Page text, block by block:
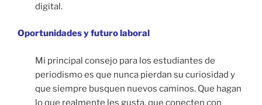
digital.
Oportunidades y futuro laboral
Mi principal consejo para los estudiantes de
periodismo es que nunca pierdan su curiosidad y
que siempre busquen nuevos caminos. Que hagan
lo que realmente les gusta, que conecten con